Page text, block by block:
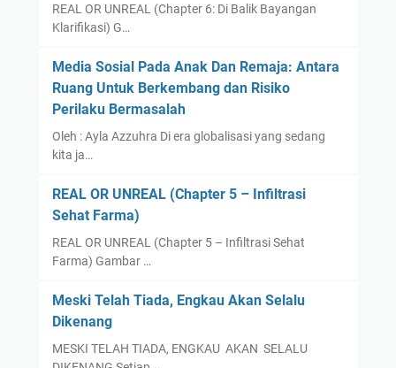
REAL OR UNREAL (Chapter 6: Di Balik Bayangan
Klarifikasi) G…
Media Sosial Pada Anak Dan Remaja: Antara
Ruang Untuk Berkembang dan Risiko
Perilaku Bermasalah
Oleh : Ayla Azzuhra Di era globalisasi yang sedang
kita ja…
REAL OR UNREAL (Chapter 5 – Infiltrasi
Sehat Farma)
REAL OR UNREAL (Chapter 5 – Infiltrasi Sehat
Farma) Gambar …
Meski Telah Tiada, Engkau Akan Selalu
Dikenang
MESKI TELAH TIADA, ENGKAU AKAN SELALU